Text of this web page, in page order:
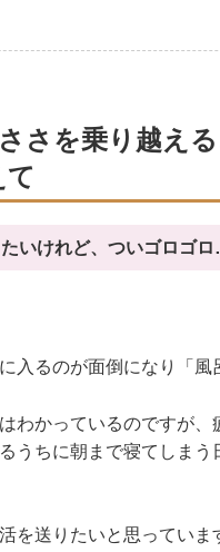
さを乗り越え
たいけれど、ついゴロゴ
入るのが面倒になり「風
わかっているのですが
うちに朝まで寝てしま
を送りたいと思っていま